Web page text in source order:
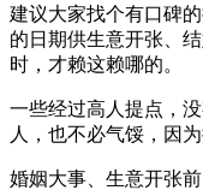
建议大家找个有口碑
的日期供生意开张、
时，才赖这赖哪的。
一些经过高人提点，
人，也不必气馁，因
婚姻大事、生意开张